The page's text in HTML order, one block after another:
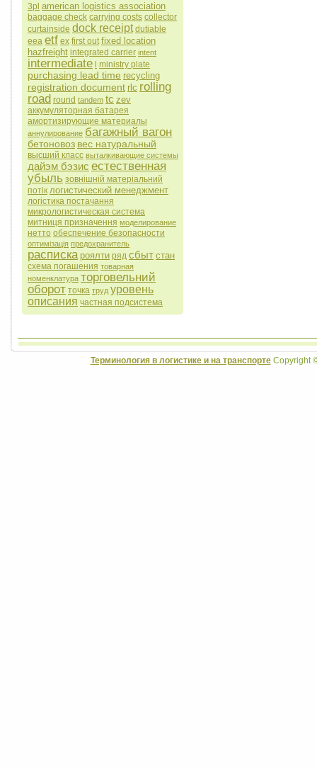
3pl american logistics association
baggage check carrying costs collector
curtainside dock receipt dutiable
eea etf ex first out fixed location
hazfreight integrated carrier intent
intermediate ministry plate
purchasing lead time recycling
registration document rlc rolling
road round tandem tc zev
аккумуляторная батарея
амортизирующие материалы
аннулирование багажный вагон
бетоновоз вес натуральный
высший класс выталкивающие системы
дайэм бэзис естественная
убыль зовнішній матеріальний
потік логистический менеджмент
логістика постачання
микрологистическая система
митниця призначення моделирование
нетто обеспечение безопасности
оптимізація предохранитель
расписка роялти ряд сбыт стан
схема погашения товарная
номенклатура торговельний
оборот точка труд уровень
описания частная подсистема
Терминология в логистике и на транспортеCopyright